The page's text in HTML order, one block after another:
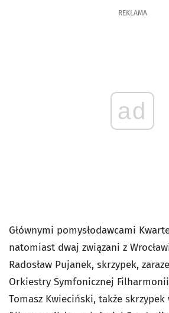
REKLAMA
ad
Głównymi pomysłodawcami
natomiast dwaj związani z
Radosław Pujanek, skrzypek,
Orkiestry Symfonicznej
Tomasz Kwieciński, także skrzypek